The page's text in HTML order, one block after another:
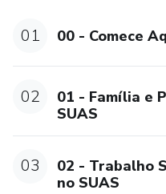
01 00 - Comece
02
01 - Família e
SUAS
03
02 - Trabalho
no SUAS